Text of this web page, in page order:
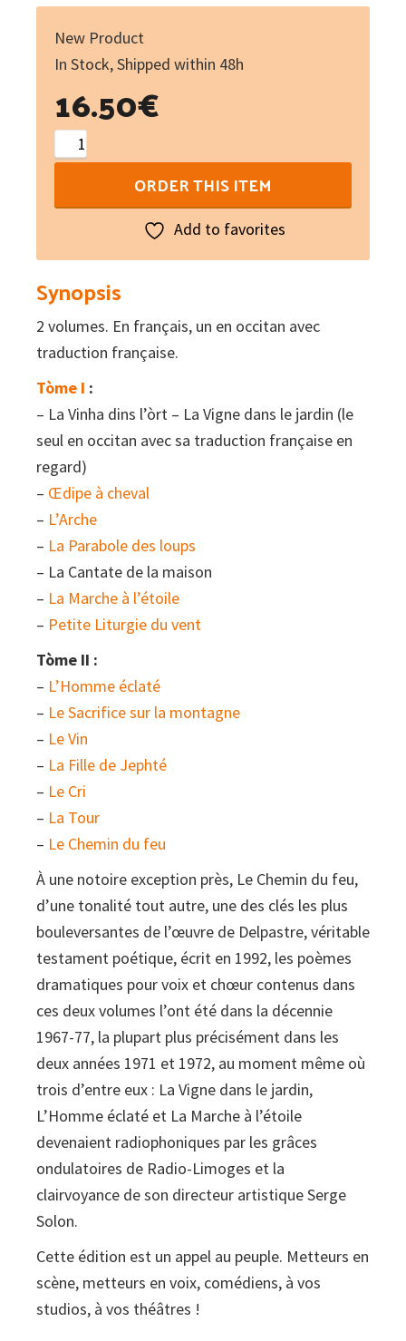
New Product
In Stock, Shipped within 48h
16.50€
Poèmes
dramatiques
ORDER THIS ITEM
Add to favorites
Synopsis
2 volumes. En français, un en occitan avec
traduction française.
Tòme I :
– La Vinha dins l’òrt – La Vigne dans le jardin (le
seul en occitan avec sa traduction française en
regard)
– Œdipe à cheval
– L’Arche
– La Parabole des loups
– La Cantate de la maison
– La Marche à l’étoile
– Petite Liturgie du vent
Tòme II :
– L’Homme éclaté
– Le Sacrifice sur la montagne
– Le Vin
– La Fille de Jephté
– Le Cri
– La Tour
– Le Chemin du feu
À une notoire exception près, Le Chemin du feu,
d’une tonalité tout autre, une des clés les plus
bouleversantes de l’œuvre de Delpastre, véritable
testament poétique, écrit en 1992, les poèmes
dramatiques pour voix et chœur contenus dans
ces deux volumes l’ont été dans la décennie
1967-77, la plupart plus précisément dans les
deux années 1971 et 1972, au moment même où
trois d’entre eux : La Vigne dans le jardin,
L’Homme éclaté et La Marche à l’étoile
devenaient radiophoniques par les grâces
ondulatoires de Radio-Limoges et la
clairvoyance de son directeur artistique Serge
Solon.
Cette édition est un appel au peuple. Metteurs en
scène, metteurs en voix, comédiens, à vos
studios, à vos théâtres !